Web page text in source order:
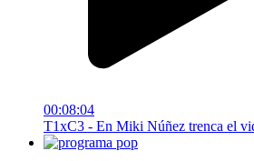
00:08:04
T1xC3 - En Miki Núñez trenca el